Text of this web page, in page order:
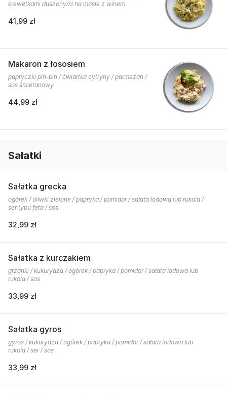
krewetkami duszonymi na maśle z winem
41,99 zł
Makaron z łososiem
papryczki piri-piri / ćwiartka cytryny / parmezan /
sos śmietanowy
44,99 zł
Sałatki
Sałatka grecka
ogórek / oliwki zielone / papryka / pomidor / sałata lodową lub rukola /
ser typu feta / sos
32,99 zł
Sałatka z kurczakiem
grzanki / kukurydza / ogórek / papryka / pomidor / sałata lodowa lub
rukola / sos
33,99 zł
Sałatka gyros
gyros / kukurydza / ogórek / papryka / pomidor / sałata lodowa lub
rukola / ser / sos
33,99 zł